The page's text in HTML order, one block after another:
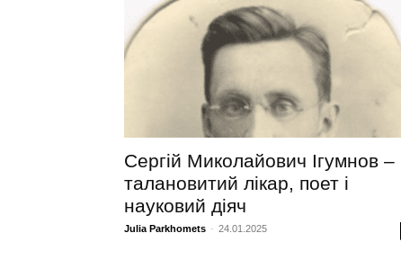
Сергій Миколайович Ігумнов –
талановитий лікар, поет і
науковий діяч
Julia Parkhomets - 24.01.2025